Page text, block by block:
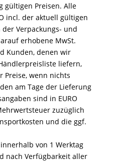
gültigen Preisen. Alle
incl. der aktuell gültigen
Verpackungs- und
erhobene MwSt.
Kunden, denen wir
liefern,
Preise, wenn nichts
am Tage der Lieferung
sind in EURO
zuzüglich
und die ggf.
von 1 Werktag
nach Verfügbarkeit aller